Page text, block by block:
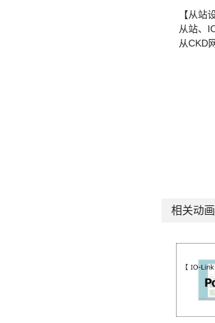
【从站
从站、
从CKD
相关动画